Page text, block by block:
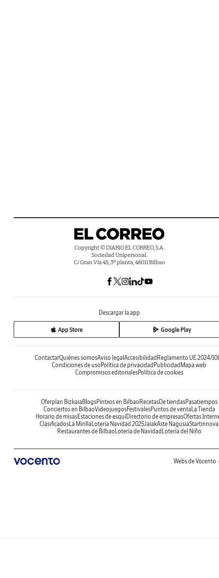
Copyright © DIARIO EL CORREO, S.A.
Sociedad Unipersonal.
C/ Gran Vía 45, 3ª planta, 48011 Bilbao
Descargar la app
App Store Google Play
ContactarQuiénes somosAviso legal Accesibilidad Reglamento UE 2024/
Condiciones de uso Política de privacidad Publicidad Mapa web
Compromisos editorialesPolítica de cookies
Oferplan Bizkaia BlogsPintxos en Bilbao RecetasDe tiendasPasatiempos
Conciertos en BilbaoVideojuegosFestivalesPuntos de venta La Tienda
Horario de misasEstaciones de esquíDirectorio de empresasOfertas
ClasificadosLa Mirilla Lotería Navidad 2025JaiakAste NagusiaStartinnova
Restaurantes de Bilbao Lotería de Navidad Lotería del Niño
Webs de Vocento